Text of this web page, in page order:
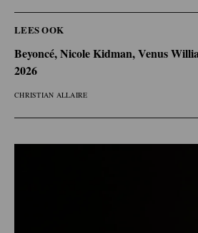
LEES OOK
Beyoncé, Nicole Kidman, Venus
2026
CHRISTIAN ALLAIRE